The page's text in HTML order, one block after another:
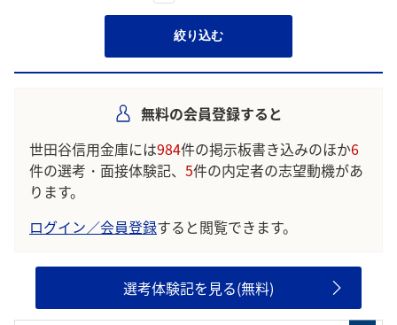
絞り込む
無料の会員登録すると
世田谷信用金庫には984件の掲示板書き込みのほか6
件の選考・面接体験記、 5件の内定者の志望動機があ
ります。
ログイン／会員登録すると閲覧できます。
選考体験記を見る(無料)